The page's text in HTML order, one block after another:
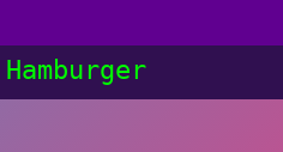
Hamburger